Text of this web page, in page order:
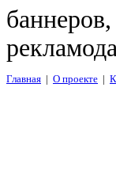
Главная | О проекте |